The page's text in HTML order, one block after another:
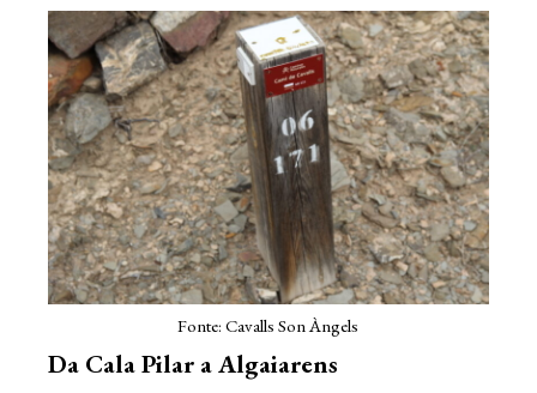
Fonte: Cavalls Son Àngels
Da Cala Pilar a Algaiarens